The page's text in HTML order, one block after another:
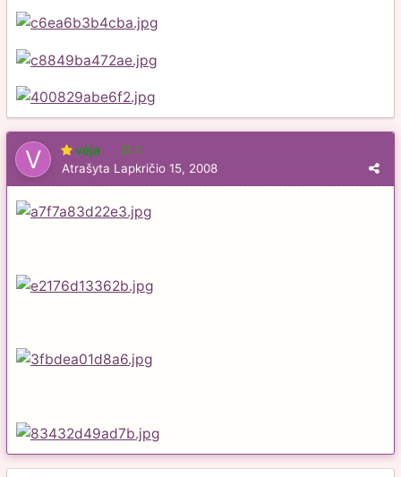
vėja 2
Atrašyta Lapkričio 15, 2008